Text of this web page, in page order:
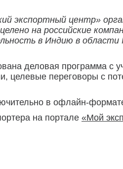
экспортный центр»
на российские
в Индию в области
деловая программа с
целевые переговоры с
в офлайн-
на портале «Мой